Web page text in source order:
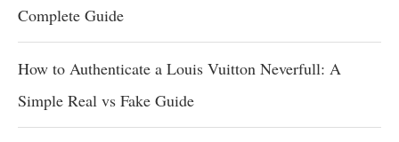
Complete Guide
How to Authenticate a Louis Vuitton Neverfull: A
Simple Real vs Fake Guide